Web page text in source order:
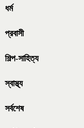
ধর্ম
প্রবাসী
শিল্প-সাহিত্য
স্বাস্থ্য
সর্বশেষ